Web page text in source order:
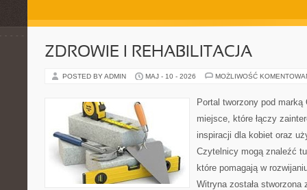
ZDROWIE I REHABILITACJA
POSTED BY ADMIN MAJ - 10 - 2026 MOŻLIWOŚĆ
Portal tworzony pod
miejsce, które łączy
inspiracji dla kobiet oraz
Czytelnicy mogą znaleźć
które pomagają w
Witryna została